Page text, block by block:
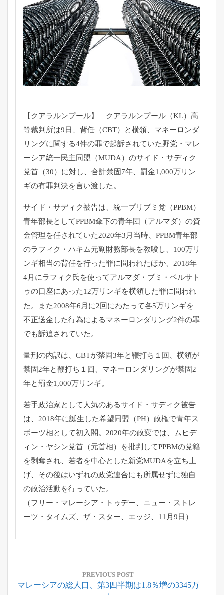
【クアラルンプール】 クアラルンプール（KL）高
等裁判所は9日、背任（CBT）と横領、マネーロンダ
リングに関する4件の罪で起訴されていた野党・マレ
ーシア統一民主同盟（MUDA）のサイド・サディク
党首（30）に対し、合計禁固7年、罰金1,000万リン
ギの有罪判決を言い渡した。
サイド・サディク被告は、統一プリブミ党（PPBM）
青年部長としてPPBM傘下の青年団（アルマダ）の資
金管理を任されていた2020年3月当時、PPBM青年部
のラフィク・ハキム元副財務部長を教唆し、100万リ
ンギ相当の背任を行った罪に問われたほか、2018年
4月にラフィク氏を使ってアルマダ・ブミ・ベルサト
ゥの口座にあった12万リンギを横領した罪に問われ
た。また2008年6月に2回にわたって各5万リンギを
不正送金した行為によるマネーロンダリング2件の罪
でも訴追されていた。
量刑の内訳は、CBTが禁固3年と鞭打ち１回、横領が
禁固2年と鞭打ち１回、マネーロンダリングが禁固2
年と罰金1,000万リンギ。
若手政治家として人気のあるサイド・サディク被告
は、2018年に誕生した希望同盟（PH）政権で青年ス
ポーツ相として初入閣。2020年の政変では、ムヒデ
ィン・ヤシン党首（元首相）を批判してPPBMの党籍
を剥奪され、若者を中心とした新党MUDAを立ち上
げ、その後はいずれの政党連合にも所属せずに独自
の政治活動を行っていた。
（フリー・マレーシア・トゥデー、ニュー・ストレ
ーツ・タイムズ、ザ・スター、エッジ、11月9日）
投
ナ
PREVIOUS POST
Previous
マレーシアの総人口、第3四半期は1.8％増の3345万